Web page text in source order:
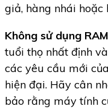
giả, hàng nhái
Không sử dụng
tuổi thọ nhất định
các yêu cầu mới
hiện đại. Hãy cân
bảo rằng máy tính